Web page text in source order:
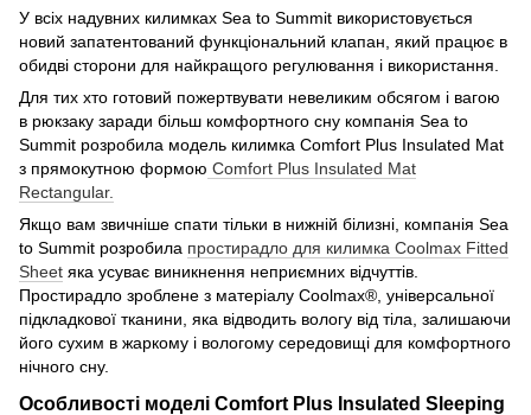
У всіх надувних килимках Sea to Summit використовується
новий запатентований функціональний клапан, який працює в
обидві сторони для найкращого регулювання і використання.
Для тих хто готовий пожертвувати невеликим обсягом і вагою
в рюкзаку заради більш комфортного сну компанія Sea to
Summit розробила модель килимка Comfort Plus Insulated Mat
з прямокутною формою Comfort Plus Insulated Mat
Rectangular.
Якщо вам звичніше спати тільки в нижній білизні, компанія Sea
to Summit розробила простирадло для килимка Coolmax Fitted
Sheet яка усуває виникнення неприємних відчуттів.
Простирадло зроблене з матеріалу Coolmax®, універсальної
підкладкової тканини, яка відводить вологу від тіла, залишаючи
його сухим в жаркому і вологому середовищі для комфортного
нічного сну.
Особливості моделі Comfort Plus Insulated Sleeping